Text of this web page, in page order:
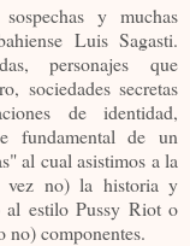
y muchas
Luis Sagasti.
personajes que
sociedades secretas
de identidad,
fundamental de un
al cual asistimos a la
vez no) la historia y
al estilo Pussy Riot o
no) componentes.